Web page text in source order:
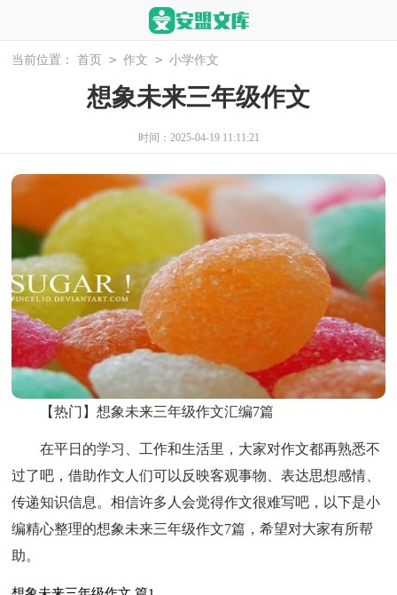
当前位置： 首页 > 作文 > 小学作文
想象未来三年级作文
时间：2025-04-19 11:11:21
【热门】想象未来三年级作文汇编7篇
在平日的学习、工作和生活里，大家对作文都再熟悉不
过了吧，借助作文人们可以反映客观事物、表达思想感情、
传递知识信息。相信许多人会觉得作文很难写吧，以下是小
编精心整理的想象未来三年级作文7篇，希望对大家有所帮
助。